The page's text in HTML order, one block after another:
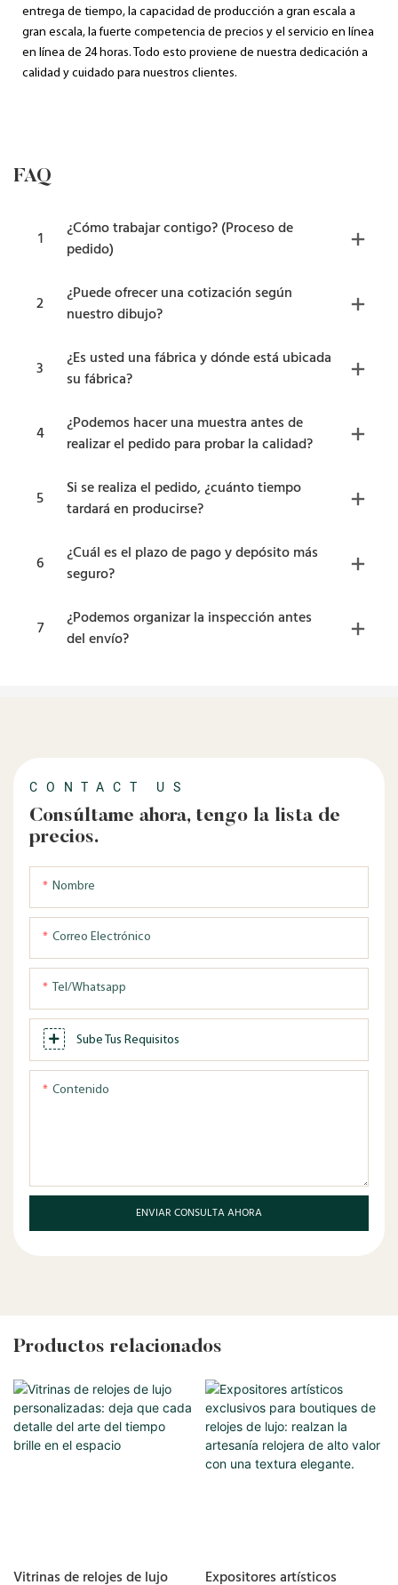
entrega de tiempo, la capacidad de producción a gran escala a
gran escala, la fuerte competencia de precios y el servicio en línea
en línea de 24 horas. Todo esto proviene de nuestra dedicación a
calidad y cuidado para nuestros clientes.
FAQ
1
¿Cómo trabajar contigo? (Proceso de
pedido)
2
¿Puede ofrecer una cotización según
nuestro dibujo?
3
¿Es usted una fábrica y dónde está ubicada
su fábrica?
4
¿Podemos hacer una muestra antes de
realizar el pedido para probar la calidad?
5
Si se realiza el pedido, ¿cuánto tiempo
tardará en producirse?
6
¿Cuál es el plazo de pago y depósito más
seguro?
7
¿Podemos organizar la inspección antes
del envío?
CONTACT US
Consúltame ahora, tengo la lista de
precios.
Nombre
Correo Electrónico
Tel/whatsapp
Sube Tus Requisitos
Contenido
ENVIAR CONSULTA AHORA
Productos relacionados
Vitrinas de relojes de lujo Expositores artísticos